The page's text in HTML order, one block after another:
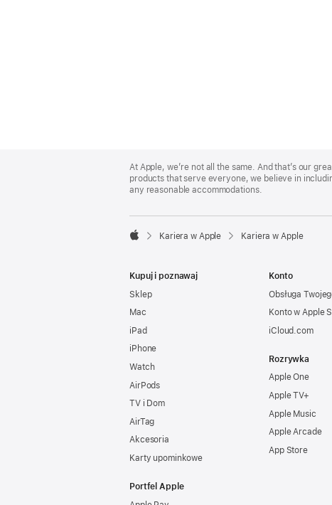
Footer
At Apple, we’re not all the same. And that’s our
products that serve everyone, we believe in
any reasonable accommodations.

Kariera w Apple Kariera w Apple
Kupuj i poznawaj
Sklep
Mac
iPad
iPhone
Watch
AirPods
TV i Dom
AirTag
Akcesoria
Karty upominkowe
Portfel Apple
Konto
Obsługa
Konto w Apple
iCloud.com
Rozrywka
Apple One
Apple TV+
Apple Music
Apple Arcade
App Store